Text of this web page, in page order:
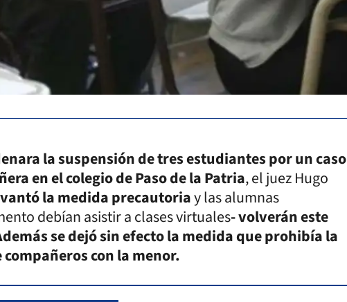
la suspensión de tres estudiantes por un caso
en el colegio de Paso de la Patria, el juez Hugo
la medida precautoriay las alumnas
debían asistir a clases virtuales- volverán este
se dejó sin efecto la medida que prohibía la
con la menor.